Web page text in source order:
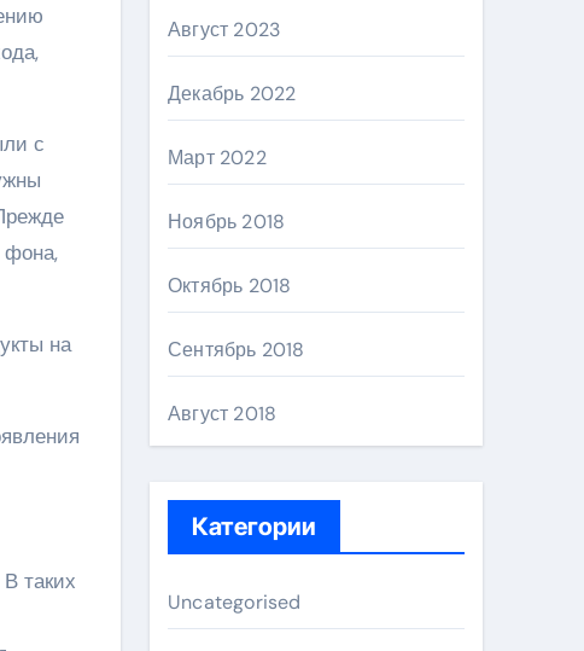
с
фона,
на
таких
Август 2023
Декабрь 2022
Март 2022
Ноябрь 2018
Октябрь 2018
Сентябрь 2018
Август 2018
Категории
Uncategorised